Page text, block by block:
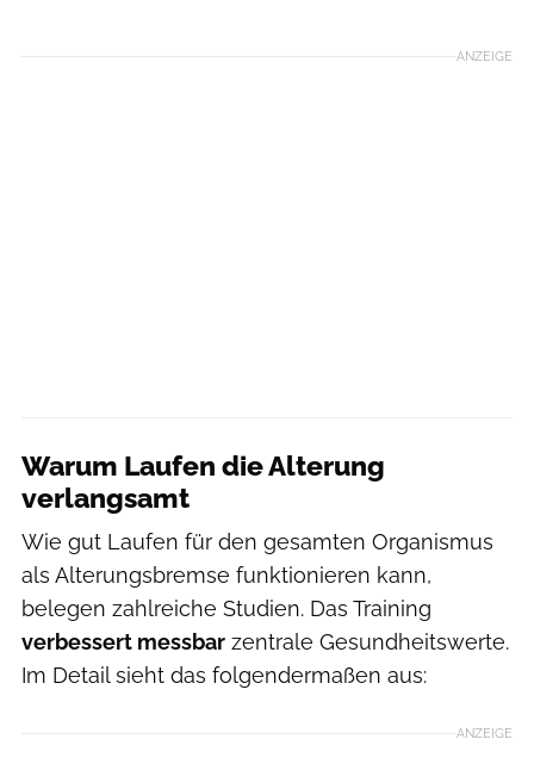
ANZEIGE
Warum Laufen die Alterung
verlangsamt
Wie gut Laufen für den gesamten Organismus
als Alterungsbremse funktionieren kann,
belegen zahlreiche Studien. Das Training
verbessert messbar zentrale Gesundheitswerte.
Im Detail sieht das folgendermaßen aus:
ANZEIGE